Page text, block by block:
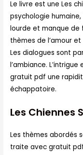
Le livre est une Les
psychologie
lourde et manque de
thèmes de l’amour
Les dialogues sont
l’ambiance.
gratuit pdf une
échappatoire.
Les Chiennes
Les thèmes abordés
traite avec gratuit